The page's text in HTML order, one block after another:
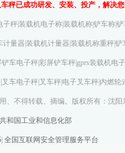
秤已成功研发、安装、投产，解决
秤|装载机电子称|装载机称|铲车称|
|装载机计量器|装载机称重秤|铲车
秤|彩屏铲车秤|gprs装载机电子
秤|叉车秤|电子叉车秤|内燃轮式
、不得转载、摘编。版权所有：沈
和国工业和信息化部
全国互联网安全管理服务平台